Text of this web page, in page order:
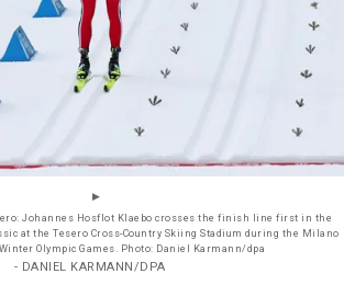
Johannes Hosflot Klaebo crosses the finish line first in the
at the Tesero Cross-Country Skiing Stadium during the Milano
Olympic Games. Photo: Daniel Karmann/dpa
- DANIEL KARMANN/DPA